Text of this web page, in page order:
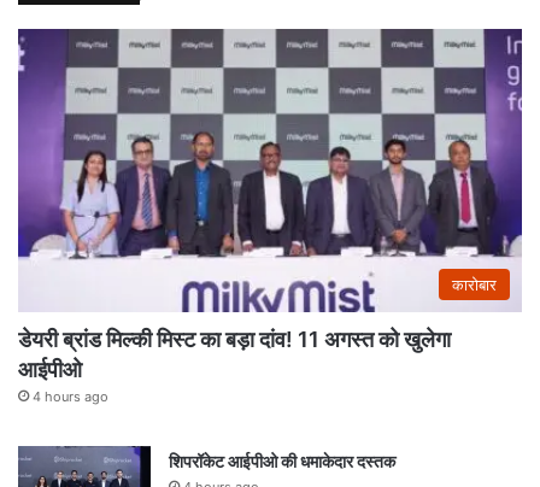
कारोबार
डेयरी ब्रांड मिल्की मिस्ट का बड़ा दांव! 11 अगस्त को खुलेगा
आईपीओ
4 hours ago
शिपरॉकेट आईपीओ की धमाकेदार दस्तक